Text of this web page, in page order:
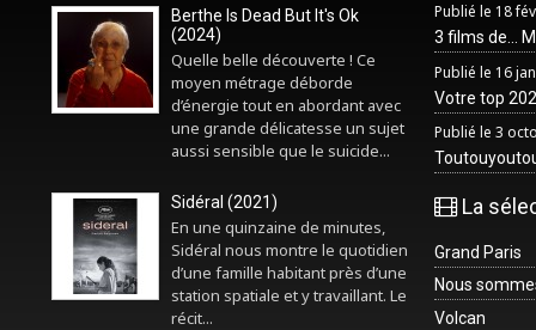
Berthe Is Dead But It's Ok
(2024)
Quelle belle découverte ! Ce
moyen métrage déborde
d’énergie tout en abordant avec
une grande délicatesse un sujet
aussi sensible que le suicide...
Sidéral (2021)
En une quinzaine de minutes,
Sidéral nous montre le quotidien
d’une famille habitant près d’une
station spatiale et y travaillant. Le
récit...
Publié le 18
3 films de...
Publié le 16
Votre top
Publié le 3
La
Grand Paris
Nous
Volcan